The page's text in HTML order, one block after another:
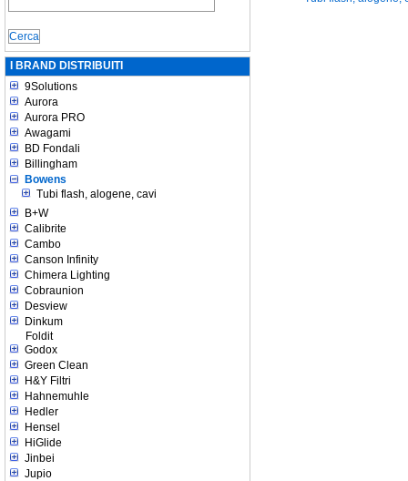
I BRAND DISTRIBUITI
9Solutions
Aurora
Aurora PRO
Awagami
BD Fondali
Billingham
Bowens
Tubi flash, alogene, cavi
B+W
Calibrite
Cambo
Canson Infinity
Chimera Lighting
Cobraunion
Desview
Dinkum
Foldit
Godox
Green Clean
H&Y Filtri
Hahnemuhle
Hedler
Hensel
HiGlide
Jinbei
Jupio